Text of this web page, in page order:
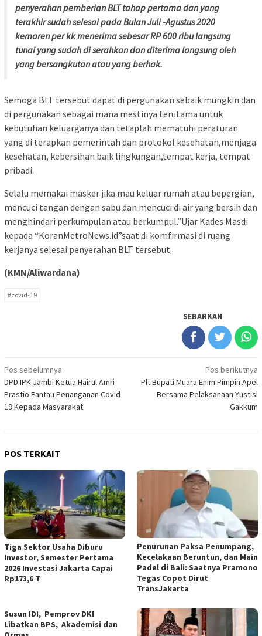
penyerahan pemberian BLT tahap pertama dan yang
terakhir sudah selesai pada Bulan Juli -Agustus 2020
kemaren per kk menerima sebesar RP 600 ribu langsung
tunai yang sudah di serahkan dan diterima langsung oleh
yang bersangkutan atau yang berhak.
Semoga BLT tersebut dapat di pergunakan sebaik mungkin dan
di pergunakan sebagai mana mestinya terutama untuk
kebutuhan keluarganya dan tetaplah mematuhi peraturan
yang di terapkan pemerintah dan protokol kesehatan,menjaga
kesehatan, kebersihan baik lingkungan,tempat kerja, tempat
pribadi.
Selalu memakai masker jika mau keluar rumah atau bepergian,
mencuci tangan dengan sabu dan mencuci di air yang bersih dan
menghindari perkumpulan atau berkumpul.”Ujar Kades Masdi
kepada “KoranMetroNews.id”saat di komfirmasi di ruang
kerjanya selesai penyerahan BLT tersebut.
(KMN/Aliwardana)
#covid-19
SEBARKAN
Navigasi
pos
Pos sebelumnya
DPD IPK Jambi Ketua Hairul Amri
Prastio Pantau Penanganan Covid
19 Kepada Masyarakat
Pos berikutnya
Plt Bupati Muara Enim Pimpin Apel
Bersama Pelaksanaan Yustisi
Gakkum
POS TERKAIT
Tiga Sektor Usaha Diburu
Investor, Semester Pertama
2026 Investasi Jakarta Capai
Rp173,6 T
Penurunan Paksa Penumpang,
Kecelakaan Beruntun, dan Main
Padel di Bali: Saatnya Pramono
Tegas Copot Dirut
TransJakarta
Susun IDI, Pemprov DKI
Libatkan BPS, Akademisi dan